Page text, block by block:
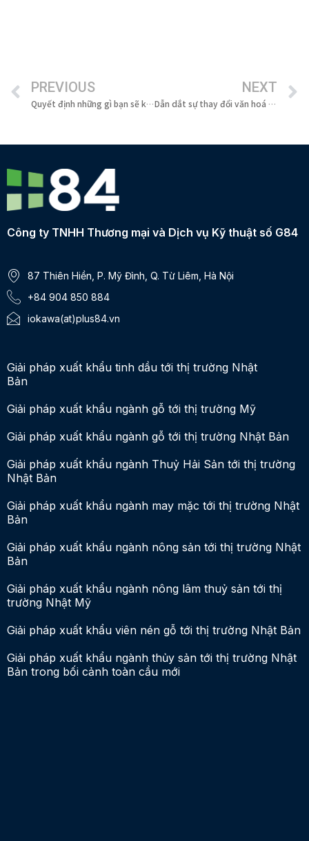
PREVIOUS
Quyết định những gì bạn sẽ không làm khi thực hiện Agile Marketing
NEXT
Dẫn dắt sự thay đổi văn hoá khi làm Agile Marketing
Công ty TNHH Thương mại và Dịch vụ Kỹ thuật số G84
87 Thiên Hiền, P. Mỹ Đình, Q. Từ Liêm, Hà Nội
+84 904 850 884
iokawa(at)plus84.vn
Giải pháp xuất khẩu tinh dầu tới thị trường Nhật
Bản
Giải pháp xuất khẩu ngành gỗ tới thị trường Mỹ
Giải pháp xuất khẩu ngành gỗ tới thị trường Nhật Bản
Giải pháp xuất khẩu ngành Thuỷ Hải Sản tới thị trường
Nhật Bản
Giải pháp xuất khẩu ngành may mặc tới thị trường Nhật
Bản
Giải pháp xuất khẩu ngành nông sản tới thị trường Nhật
Bản
Giải pháp xuất khẩu ngành nông lâm thuỷ sản tới thị
trường Nhật Mỹ
Giải pháp xuất khẩu viên nén gỗ tới thị trường Nhật Bản
Giải pháp xuất khẩu ngành thủy sản tới thị trường Nhật
Bản trong bối cảnh toàn cầu mới